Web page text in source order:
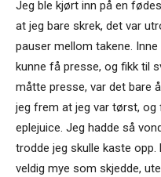
Jeg ble kjørt inn på en
at jeg bare skrek, det var
pauser mellom takene.
kunne få presse, og fikk til
måtte presse, var det bare
jeg frem at jeg var tørst, og
eplejuice. Jeg hadde så
trodde jeg skulle kaste
veldig mye som skjedde,